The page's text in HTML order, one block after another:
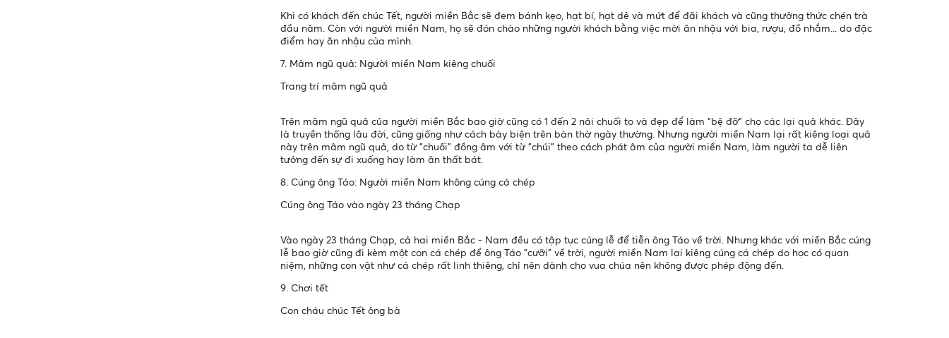
Khi có khách đến chúc Tết, người miền Bắc sẽ đem bánh kẹo, hạt bí, hạt dẻ và mứt để đãi khách và cũng thưởng thức chén trà
đầu năm. Còn với người miền Nam, họ sẽ đón chào những người khách bằng việc mời ăn nhậu với bia, rượu, đồ nhắm... do đặc
điểm hay ăn nhậu của mình.
7. Mâm ngũ quả: Người miền Nam kiêng chuối
Trang trí mâm ngũ quả
Trên mâm ngũ quả của người miền Bắc bao giờ cũng có 1 đến 2 nải chuối to và đẹp để làm "bệ đỡ" cho các lại quả khác. Đây
là truyền thống lâu đời, cũng giống như cách bày biện trên bàn thờ ngày thường. Nhưng người miền Nam lại rất kiêng loại quả
này trên mâm ngũ quả, do từ "chuối" đồng âm với từ "chúi" theo cách phát âm của người miền Nam, làm người ta dễ liên
tưởng đến sự đi xuống hay làm ăn thất bát.
8. Cúng ông Táo: Người miền Nam không cúng cá chép
Cúng ông Táo vào ngày 23 tháng Chạp
Vào ngày 23 tháng Chạp, cả hai miền Bắc - Nam đều có tập tục cúng lễ để tiễn ông Táo về trời. Nhưng khác với miền Bắc cúng
lễ bao giờ cũng đi kèm một con cá chép để ông Táo "cưỡi" về trời, người miền Nam lại kiêng cúng cá chép do học có quan
niệm, những con vật như cá chép rất linh thiêng, chỉ nên dành cho vua chúa nên không được phép động đến.
9. Chơi tết
Con cháu chúc Tết ông bà